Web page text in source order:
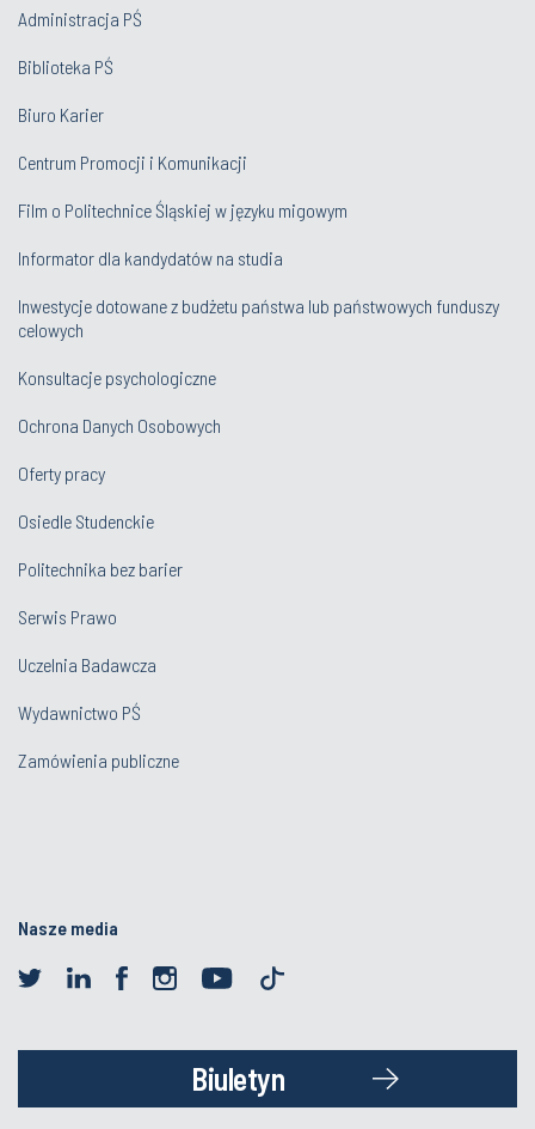
Administracja PŚ
Biblioteka PŚ
Biuro Karier
Centrum Promocji i Komunikacji
Film o Politechnice Śląskiej w języku migowym
Informator dla kandydatów na studia
Inwestycje dotowane z budżetu państwa lub państwowych funduszy
celowych
Konsultacje psychologiczne
Ochrona Danych Osobowych
Oferty pracy
Osiedle Studenckie
Politechnika bez barier
Serwis Prawo
Uczelnia Badawcza
Wydawnictwo PŚ
Zamówienia publiczne
Nasze media
Biuletyn